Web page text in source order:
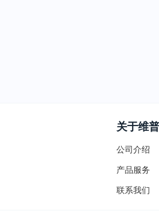
关于维普
公司介绍
产品服务
联系我们